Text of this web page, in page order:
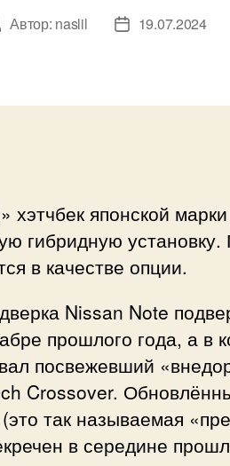
Автор: naslil
Дата19.07.2024
хэтчбек японской
гибридную
в качестве опции.
Nissan Note
прошлого года, а в
посвежевший
Crossover.
так называемая
в середине